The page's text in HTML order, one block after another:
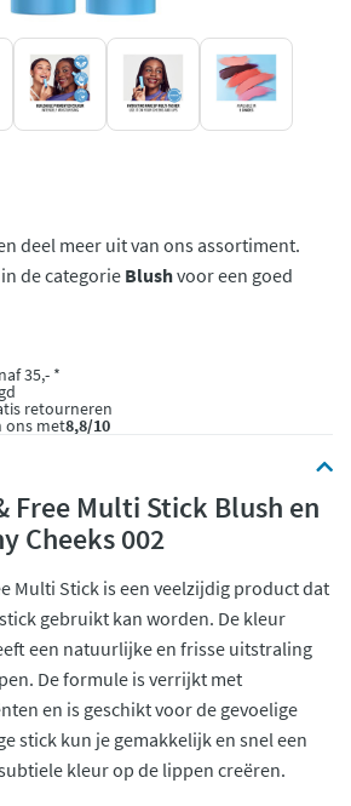
deel meer uit van ons assortiment.
de categorie Blushvoor een goed
35,- *
retourneren
ons met8,8/10
Free Multi Stick Blush en
Cheeks 002
Multi Stick is een veelzijdig product dat
gebruikt kan worden. De kleur
een natuurlijke en frisse uitstraling
De formule is verrijkt met
en is geschikt voor de gevoelige
stick kun je gemakkelijk en snel een
kleur op de lippen creëren.